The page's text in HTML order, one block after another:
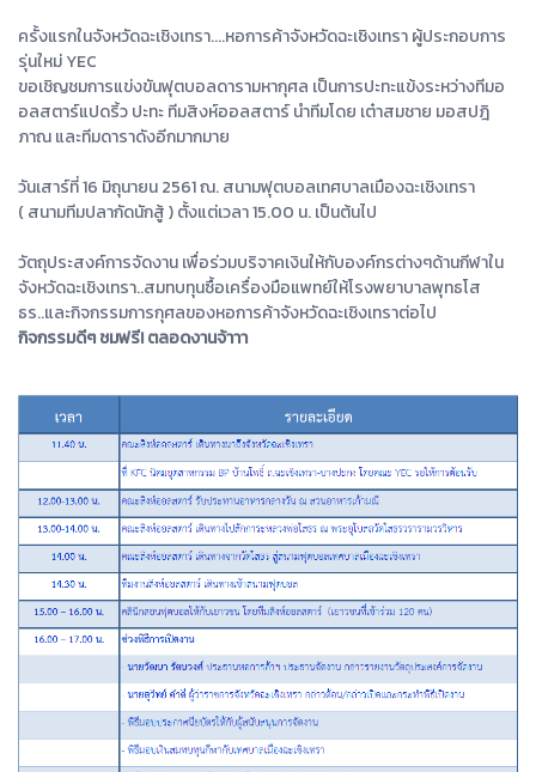
ครั้งแรกในจังหวัดฉะเชิงเทรา....หอการค้าจังหวัดฉะเชิงเทรา ผู้ประกอบการ
รุ่นใหม่ YEC
ขอเชิญชมการแข่งขันฟุตบอลดารามหากุศล เป็นการปะทะแข้งระหว่างทีมอ
อลสตาร์แปดริ้ว ปะทะ ทีมสิงห์ออลสตาร์ นำทีมโดย เต๋าสมชาย มอสปฎิ
ภาณ และทีมดาราดังอีกมากมาย
วันเสาร์ที่ 16 มิถุนายน 2561 ณ. สนามฟุตบอลเทศบาลเมืองฉะเชิงเทรา
( สนามทีมปลากัดนักสู้ ) ตั้งแต่เวลา 15.00 น. เป็นต้นไป
วัตถุประสงค์การจัดงาน เพื่อร่วมบริจาคเงินให้กับองค์กรต่างๆด้านกีฬาใน
จังหวัดฉะเชิงเทรา..สมทบทุนซื้อเครื่องมือแพทย์ให้โรงพยาบาลพุทธโส
ธร..และกิจกรรมการกุศลของหอการค้าจังหวัดฉะเชิงเทราต่อไป
กิจกรรมดีๆ ชมฟรี! ตลอดงานจ้าาา